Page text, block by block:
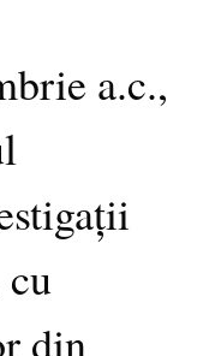
a.c.,
din